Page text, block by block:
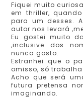
Fiquei muito
em thriller,
para um desses.
autor nos levará
Eu gostei muito
,inclusive dos
nunca gosto.
Estranhei que o
omisso, só
Acho que será
futura pretensa
imaginando.